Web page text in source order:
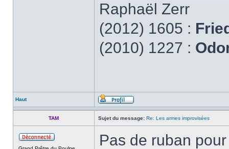
Raphaël Zerr
(2012) 1605 :
(2010) 1227 :
Haut
TAM Sujet du message: Re: Les armes improvisées
Pas de ruban